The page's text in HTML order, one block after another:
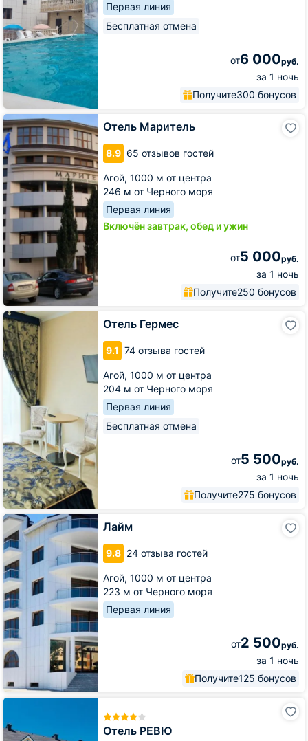
Первая линия
Бесплатная отмена
от6 000руб.
за 1 ночь
Получите300 бонусов
Отель Маритель
8.9 65 отзывов гостей
Агой, 1000 м от центра
246 м от Черного моря
Первая линия
Включён завтрак, обед и ужин
от5 000руб.
за 1 ночь
Получите250 бонусов
Отель
Маритель
Отель Гермес
9.1 74 отзыва гостей
Агой, 1000 м от центра
204 м от Черного моря
Первая линия
Бесплатная отмена
от5 500руб.
за 1 ночь
Получите275 бонусов
Отель
Гермес
Лайм
9.8 24 отзыва гостей
Агой, 1000 м от центра
223 м от Черного моря
Первая линия
от2 500руб.
за 1 ночь
Получите125 бонусов
Лайм
Отель РЕВЮ
Отель